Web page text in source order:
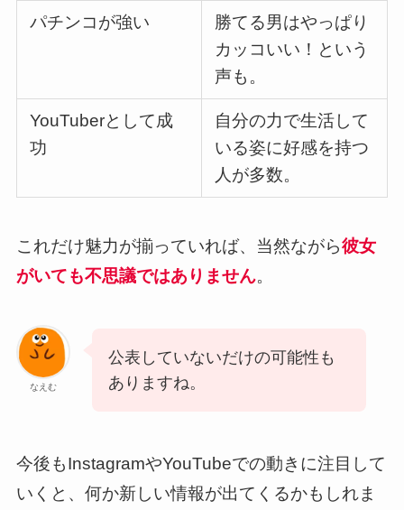
パチンコが強い
勝てる男はやっぱり
カッコいい！という
声も。
YouTuberとして成
功
自分の力で生活して
いる姿に好感を持つ
人が多数。
これだけ魅力が揃っていれば、当然ながら彼女
がいても不思議ではありません。
なえむ
公表していないだけの可能性も
ありますね。
今後もInstagramやYouTubeでの動きに注目して
いくと、何か新しい情報が出てくるかもしれま